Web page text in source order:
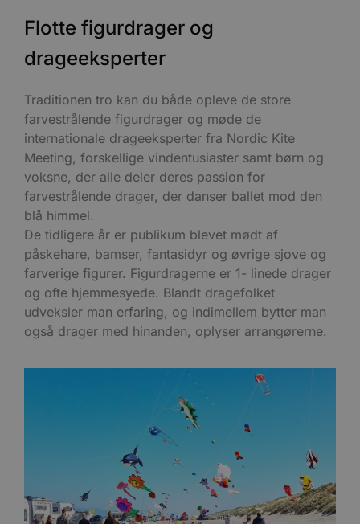
Flotte figurdrager og
drageeksperter
Traditionen tro kan du både opleve de store
farvestrålende figurdrager og møde de
internationale drageeksperter fra Nordic Kite
Meeting, forskellige vindentusiaster samt børn og
voksne, der alle deler deres passion for
farvestrålende drager, der danser ballet mod den
blå himmel.
De tidligere år er publikum blevet mødt af
påskehare, bamser, fantasidyr og øvrige sjove og
farverige figurer. Figurdragerne er 1- linede drager
og ofte hjemmesyede. Blandt dragefolket
udveksler man erfaring, og indimellem bytter man
også drager med hinanden, oplyser arrangørerne.